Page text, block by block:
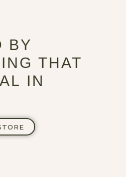
BY
THAT
IN